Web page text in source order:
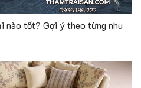
nào tốt? Gợi ý theo từng nhu